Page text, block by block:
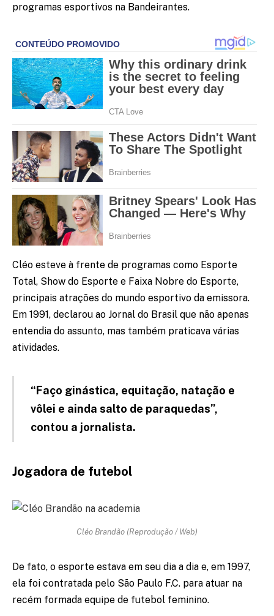
programas esportivos na Bandeirantes.
Cléo esteve à frente de programas como Esporte
Total, Show do Esporte e Faixa Nobre do Esporte,
principais atrações do mundo esportivo da emissora.
Em 1991, declarou ao Jornal do Brasil que não apenas
entendia do assunto, mas também praticava várias
atividades.
“Faço ginástica, equitação, natação e
vôlei e ainda salto de paraquedas”,
contou a jornalista.
Jogadora de futebol
Cléo Brandão (Reprodução / Web)
De fato, o esporte estava em seu dia a dia e, em 1997,
ela foi contratada pelo São Paulo F.C. para atuar na
recém formada equipe de futebol feminino.